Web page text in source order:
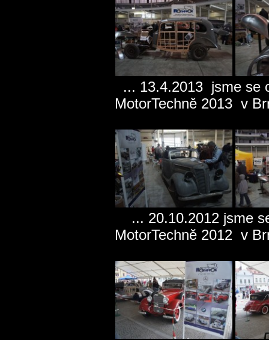
... 13.4.2013 jsme se
MotorTechně 2013
... 20.10.2012 jsme
MotorTechně 2012 v